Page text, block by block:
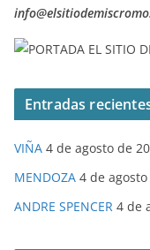
Entradas
VIÑA 4 de agosto de
MENDOZA 4 de
ANDRE SPENCER 4 de